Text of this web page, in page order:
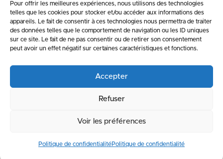
Pour offrir les meilleures expériences, nous utilisons des technologies
telles que les cookies pour stocker et/ou accéder aux informations des
appareils. Le fait de consentir à ces technologies nous permettra de traiter
des données telles que le comportement de navigation ou les ID uniques
sur ce site. Le fait de ne pas consentir ou de retirer son consentement
peut avoir un effet négatif sur certaines caractéristiques et fonctions.
Accepter
Refuser
Voir les préférences
Politique de confidentialitéPolitique de confidentialité
l
N
m
ENVOYER
SUIVEZ-NOUS
|